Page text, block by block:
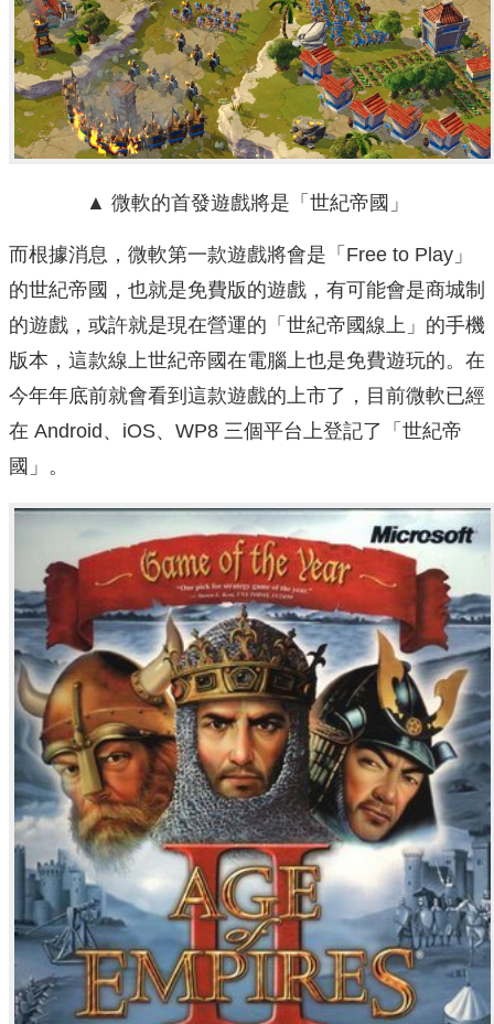
▲ 微軟的首發遊戲將是「世紀帝國」
而根據消息，微軟第一款遊戲將會是「Free to Play」
的世紀帝國，也就是免費版的遊戲，有可能會是商城制
的遊戲，或許就是現在營運的「世紀帝國線上」的手機
版本，這款線上世紀帝國在電腦上也是免費遊玩的。在
今年年底前就會看到這款遊戲的上市了，目前微軟已經
在 Android、iOS、WP8 三個平台上登記了「世紀帝
國」。